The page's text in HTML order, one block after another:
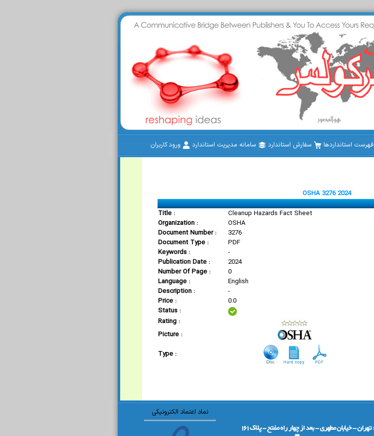
فهرست استانداردها سفارش استاندارد سامانه مدیریت استاندارد ورود کاربران
OSHA 3276 2024
Title :
Cleanup Hazards Fact Sheet
Organization :
OSHA
Document Number :
3276
Document Type :
PDF
Keywords :
-
Publication Date :
2024
Number Of Page :
0
Language :
English
Description :
-
Price :
0.0
Status :
Rating :
Picture :
Type :
نماد اعتماد الکترونیکی